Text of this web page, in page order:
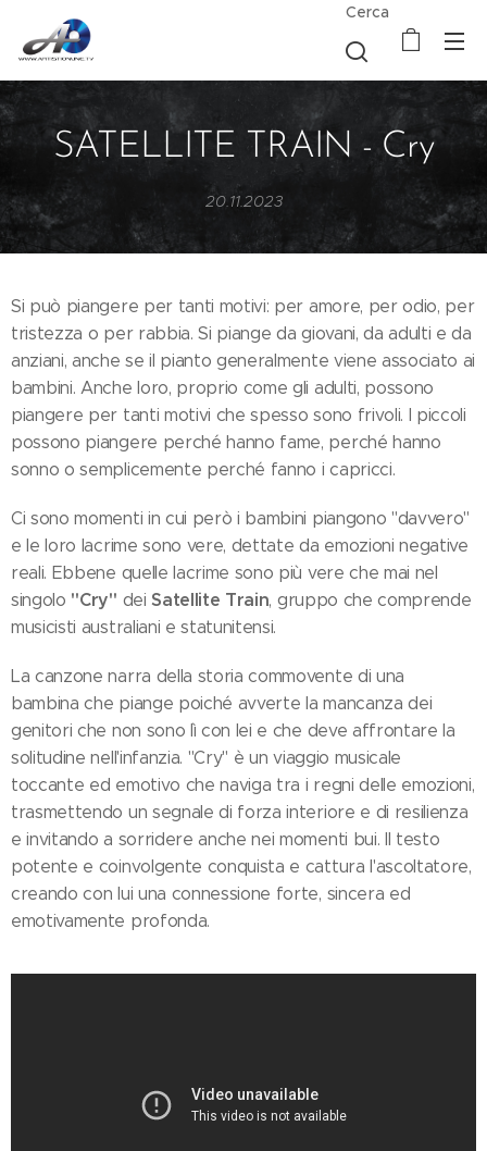
Cerca
SATELLITE TRAIN - Cry
20.11.2023
Si può piangere per tanti motivi: per amore, per odio, per
tristezza o per rabbia. Si piange da giovani, da adulti e da
anziani, anche se il pianto generalmente viene associato ai
bambini. Anche loro, proprio come gli adulti, possono
piangere per tanti motivi che spesso sono frivoli. I piccoli
possono piangere perché hanno fame, perché hanno
sonno o semplicemente perché fanno i capricci.
Ci sono momenti in cui però i bambini piangono "davvero"
e le loro lacrime sono vere, dettate da emozioni negative
reali. Ebbene quelle lacrime sono più vere che mai nel
singolo "Cry" dei Satellite Train, gruppo che comprende
musicisti australiani e statunitensi.
La canzone narra della storia commovente di una
bambina che piange poiché avverte la mancanza dei
genitori che non sono lì con lei e che deve affrontare la
solitudine nell'infanzia. "Cry" è un viaggio musicale
toccante ed emotivo che naviga tra i regni delle emozioni,
trasmettendo un segnale di forza interiore e di resilienza
e invitando a sorridere anche nei momenti bui. Il testo
potente e coinvolgente conquista e cattura l'ascoltatore,
creando con lui una connessione forte, sincera ed
emotivamente profonda.